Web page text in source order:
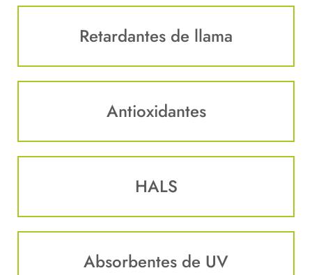
Retardantes de llama
Antioxidantes
HALS
Absorbentes de UV